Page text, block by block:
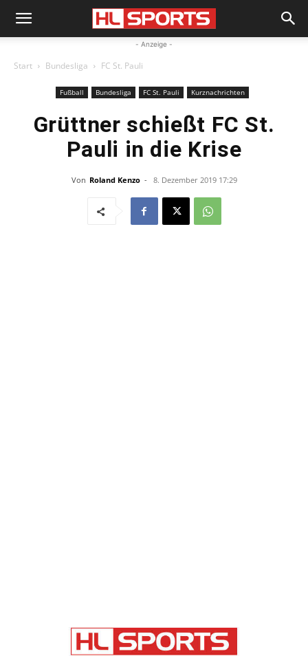
- Anzeige -
Start Bundesliga FC St. Pauli
Fußball Bundesliga FC St. Pauli Kurznachrichten
Grüttner schießt FC St.
Pauli in die Krise
Von Roland Kenzo - 8. Dezember 2019 17:29